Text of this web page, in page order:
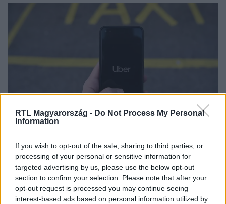
RTL Magyarország - Do Not Process My Personal
Information
If you wish to opt-out of the sale, sharing to third parties, or
processing of your personal or sensitive information for
targeted advertising by us, please use the below opt-out
section to confirm your selection. Please note that after your
opt-out request is processed you may continue seeing
interest-based ads based on personal information utilized by
Belföld
Budapesten már újra elérhető az Uber
Nyolc év után újra elérhető az Uber a fővárosban. A
szolgáltatást azonban már nem jellemzik azok az
előnyök, amelyek igazán népszerűvé tették.